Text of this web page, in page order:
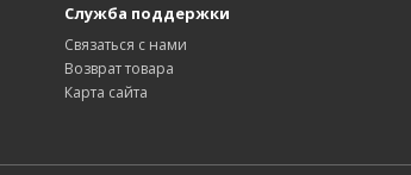
Служба поддержки
Связаться с нами
Возврат товара
Карта сайта